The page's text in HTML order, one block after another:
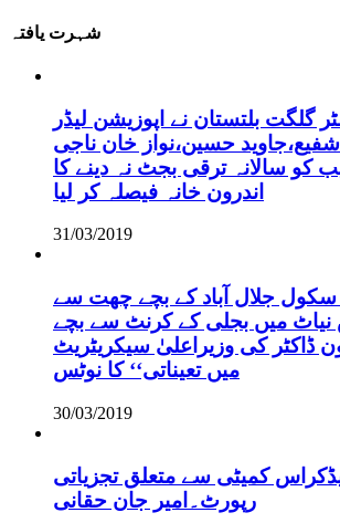
شہرت یافتہ
گلگت بلتستان نے اپوزیشن لیڈر
حسین،نواز خان ناجی
کو سالانہ ترقی بجٹ نہ دینے کا
اندرون خانہ فیصلہ کر لیا
31/03/2019
سکول جلال آباد کے بچے چھت سے
میں بجلی کے کرنٹ سے بچے
ڈاکٹر کی وزیراعلیٰ سیکریٹریٹ
میں تعیناتی‘‘ کا نوٹس
30/03/2019
کمیٹی سے متعلق تجزیاتی
رپورٹ۔امیر جان حقانی